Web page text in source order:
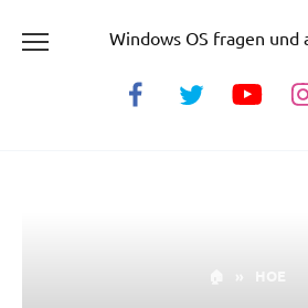
Windows OS fragen und